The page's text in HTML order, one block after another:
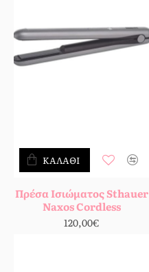
Πρέσα Ισιώματος Sthauer
Naxos Cordless
120,00€
ΚΑΛΆΘΙ